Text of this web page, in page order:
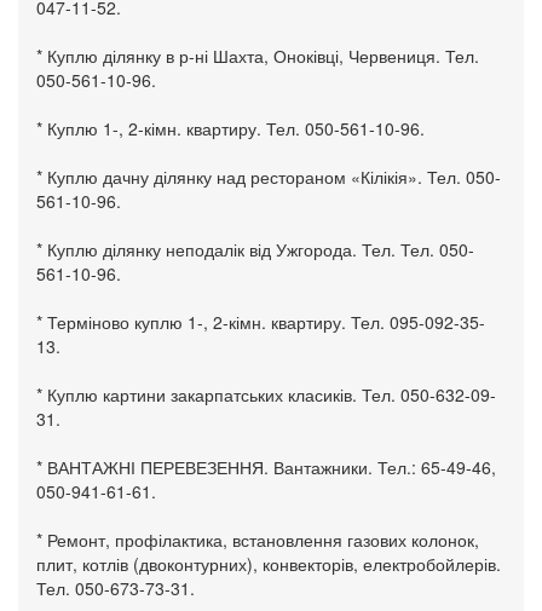
047-11-52.
* Куплю ділянку в р-ні Шахта, Оноківці, Червениця. Тел.
050-561-10-96.
* Куплю 1-, 2-кімн. квартиру. Тел. 050-561-10-96.
* Куплю дачну ділянку над рестораном «Кілікія». Тел. 050-
561-10-96.
* Куплю ділянку неподалік від Ужгорода. Тел. Тел. 050-
561-10-96.
* Терміново куплю 1-, 2-кімн. квартиру. Тел. 095-092-35-
13.
* Куплю картини закарпатських класиків. Тел. 050-632-09-
31.
* ВАНТАЖНІ ПЕРЕВЕЗЕННЯ. Вантажники. Тел.: 65-49-46,
050-941-61-61.
* Ремонт, профілактика, встановлення газових колонок,
плит, котлів (двоконтурних), конвекторів, електробойлерів.
Тел. 050-673-73-31.